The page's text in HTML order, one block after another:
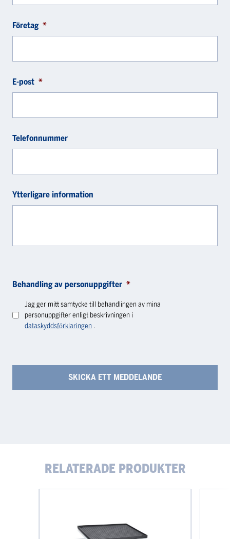
Företag *
E-post *
Telefonnummer
Ytterligare information
Behandling av personuppgifter *
Jag ger mitt samtycke till behandlingen av mina
personuppgifter enligt beskrivningen i
dataskyddsförklaringen .
RELATERADE PRODUKTER